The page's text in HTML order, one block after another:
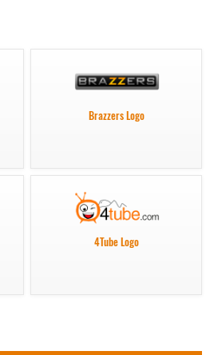
Brazzers Logo
4Tube Logo